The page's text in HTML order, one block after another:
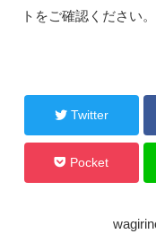
トをご確認ください。
Twitter
Pocket